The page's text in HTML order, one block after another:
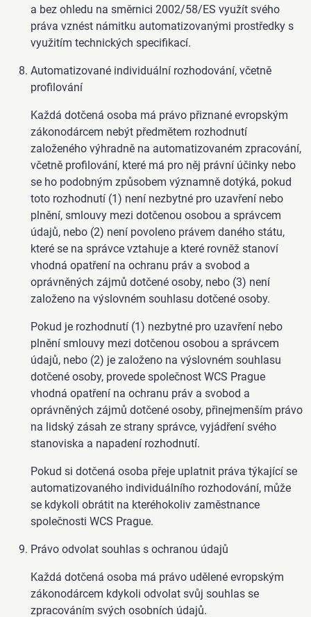
a bez ohledu na směrnici 2002/58/ES využít svého
práva vznést námitku automatizovanými prostředky s
využitím technických specifikací.
Automatizované individuální rozhodování, včetně
profilování
Každá dotčená osoba má právo přiznané evropským
zákonodárcem nebýt předmětem rozhodnutí
založeného výhradně na automatizovaném zpracování,
včetně profilování, které má pro něj právní účinky nebo
se ho podobným způsobem významně dotýká, pokud
toto rozhodnutí (1) není nezbytné pro uzavření nebo
plnění, smlouvy mezi dotčenou osobou a správcem
údajů, nebo (2) není povoleno právem daného státu,
které se na správce vztahuje a které rovněž stanoví
vhodná opatření na ochranu práv a svobod a
oprávněných zájmů dotčené osoby, nebo (3) není
založeno na výslovném souhlasu dotčené osoby.
Pokud je rozhodnutí (1) nezbytné pro uzavření nebo
plnění smlouvy mezi dotčenou osobou a správcem
údajů, nebo (2) je založeno na výslovném souhlasu
dotčené osoby, provede společnost WCS Prague
vhodná opatření na ochranu práv a svobod a
oprávněných zájmů dotčené osoby, přinejmenším právo
na lidský zásah ze strany správce, vyjádření svého
stanoviska a napadení rozhodnutí.
Pokud si dotčená osoba přeje uplatnit práva týkající se
automatizovaného individuálního rozhodování, může
se kdykoli obrátit na kteréhokoliv zaměstnance
společnosti WCS Prague.
Právo odvolat souhlas s ochranou údajů
Každá dotčená osoba má právo udělené evropským
zákonodárcem kdykoli odvolat svůj souhlas se
zpracováním svých osobních údajů.